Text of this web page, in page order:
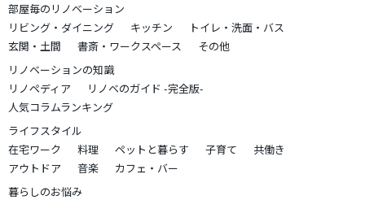
部屋毎のリノベーション
リビング・ダイニング
キッチン
トイレ・洗面・バス
玄関・土間
書斎・ワークスペース
その他
リノベーションの知識
リノペディア
リノベのガイド -完全版-
人気コラムランキング
ライフスタイル
在宅ワーク
料理 ペットと暮らす 子育て
共働き
アウトドア
音楽
カフェ・バー
暮らしのお悩み